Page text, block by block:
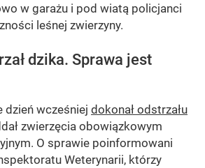
w garażu i pod wiatą policjanci
leśnej zwierzyny.
dzika. Sprawa jest
dzień wcześniej dokonał odstrzału
zwierzęcia obowiązkowym
O sprawie poinformowani
Weterynarii, którzy